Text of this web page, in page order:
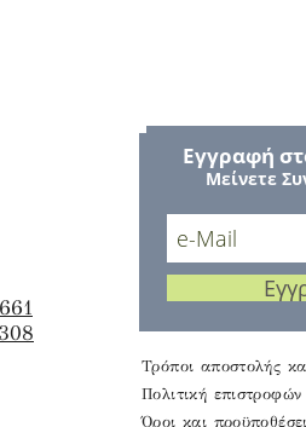
Εγγραφή
Μείνετε
Τρόποι αποστολής
Πολιτική
Όροι και